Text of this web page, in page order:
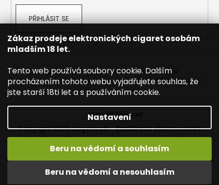
Zákaz prodeje elektronických cigaret osobám
mladším 18 let.
Tento web používá soubory cookie. Dalším
procházením tohoto webu vyjadřujete souhlas, že
jste starší 18ti let a s používáním cookie.
Nastavení
Beru na vědomí a nesouhlasím
Beru na vědomí a souhlasím
Vítejte na JOYETECH. DORUČENÍ ZDARMA zásilkovnou nad
t
?
HLEDAT
o
r
PŘIHLÁSIT SE
Napište nám Mapa serveru Reklamace
Dopravné / poštovné Kontakty Obchodní podmínky
Vytvořil Shoptet
Copyright 2026Joyetech - Značkové elektronické
cigarety. Všechna práva vyhrazena.Upravit nastavení
cookies